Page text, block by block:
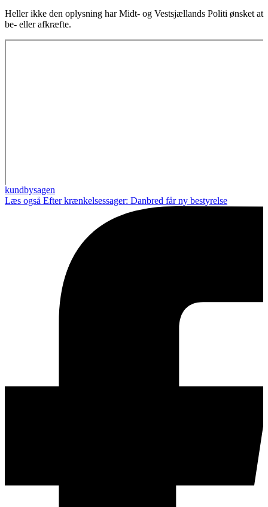
Heller ikke den oplysning har Midt- og Vestsjællands Politi ønsket at
be- eller afkræfte.
kundbysagen
Læs også Efter krænkelsessager: Danbred får ny bestyrelse